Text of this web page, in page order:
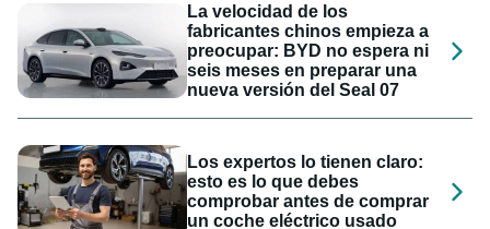
La velocidad de los
fabricantes chinos empieza a
preocupar: BYD no espera ni
seis meses en preparar una
nueva versión del Seal 07
Los expertos lo tienen claro:
esto es lo que debes
comprobar antes de comprar
un coche eléctrico usado